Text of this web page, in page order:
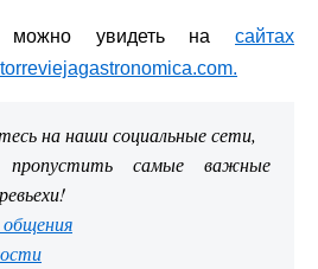
можно увидеть на сайтах
.
на наши социальные сети,
самые важные
общения